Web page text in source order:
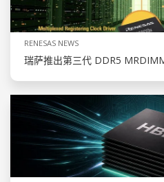
RENESAS NEWS
瑞萨推出第三代 DDR5